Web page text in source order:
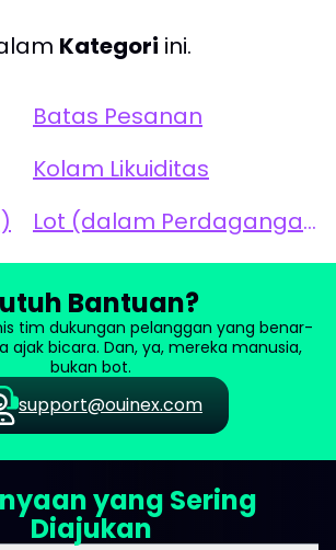
Kategori ini.
Batas Pesanan
Kolam Likuiditas
Lot (dalam Perdagangan)
Bantuan?
tim dukungan pelanggan yang benar-
ajak bicara. Dan, ya, mereka manusia,
bukan bot.
support@ouinex.com
yang Sering
Diajukan